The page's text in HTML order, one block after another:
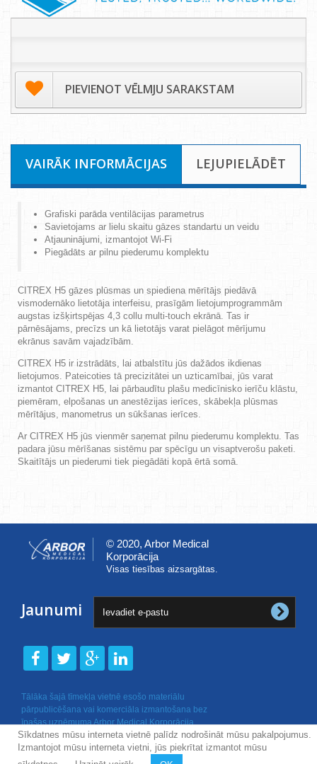
PIEVIENOT VĒLMJU SARAKSTAM
VAIRĀK INFORMĀCIJAS LEJUPIELĀDĒT
Grafiski parāda ventilācijas parametrus
Savietojams ar lielu skaitu gāzes standartu un veidu
Atjauninājumi, izmantojot Wi-Fi
Piegādāts ar pilnu piederumu komplektu
CITREX H5 gāzes plūsmas un spiediena mērītājs piedāvā
vismodernāko lietotāja interfeisu, prasīgām lietojumprogrammām
augstas izšķirtspējas 4,3 collu multi-touch ekrānā. Tas ir
pārnēsājams, precīzs un kā lietotājs varat pielāgot mērījumu
ekrānus savām vajadzībām.
CITREX H5 ir izstrādāts, lai atbalstītu jūs dažādos ikdienas
lietojumos. Pateicoties tā precizitātei un uzticamībai, jūs varat
izmantot CITREX H5, lai pārbaudītu plašu medicīnisko ierīču klāstu,
piemēram, elpošanas un anestēzijas ierīces, skābekļa plūsmas
mērītājus, manometrus un sūkšanas ierīces.
Ar CITREX H5 jūs vienmēr saņemat pilnu piederumu komplektu. Tas
padara jūsu mērīšanas sistēmu par spēcīgu un visaptverošu paketi.
Skaitītājs un piederumi tiek piegādāti kopā ērtā somā.
© 2020, Arbor Medical
Korporācija
Visas tiesības aizsargātas.
Jaunumi
Sīkdatnes mūsu interneta vietnē palīdz nodrošināt mūsu pakalpojumus.
Izmantojot mūsu interneta vietni, jūs piekrītat izmantot mūsu
Tālāka šajā tīmekļa vietnē esošo materiālu
pārpublicēšana vai komerciāla izmantošana bez
īpašas uzņēmuma Arbor Medical Korporācija
rakstiskas atļaujas nav atļauta.